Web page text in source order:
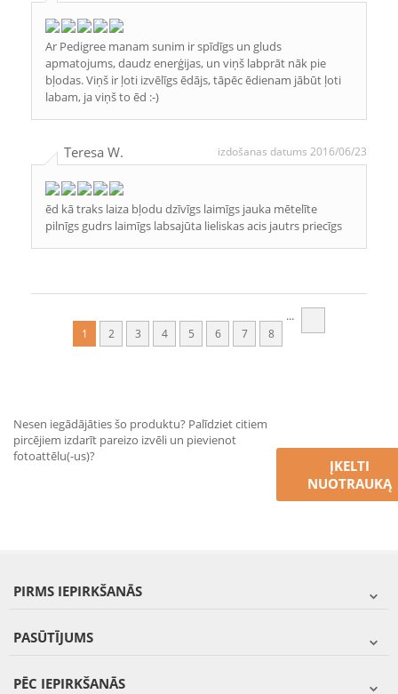
Ar Pedigree manam sunim ir spīdīgs un gluds
apmatojums, daudz enerģijas, un viņš labprāt nāk pie
bļodas. Viņš ir ļoti izvēlīgs ēdājs, tāpēc ēdienam jābūt ļoti
labam, ja viņš to ēd :-)
Teresa W. izdošanas datums 2016/06/23
ēd kā traks laiza bļodu dzīvīgs laimīgs jauka mētelīte
pilnīgs gudrs laimīgs labsajūta lieliskas acis jautrs priecīgs
1 2 3 4 5 6 7 8
...
Nesen iegādājāties šo produktu? Palīdziet citiem
pircējiem izdarīt pareizo izvēli un pievienot
fotoattēlu(-us)?
ĮKELTI
NUOTRAUKĄ
PIRMS IEPIRKŠANĀS
PASŪTĪJUMS
PĒC IEPIRKŠANĀS